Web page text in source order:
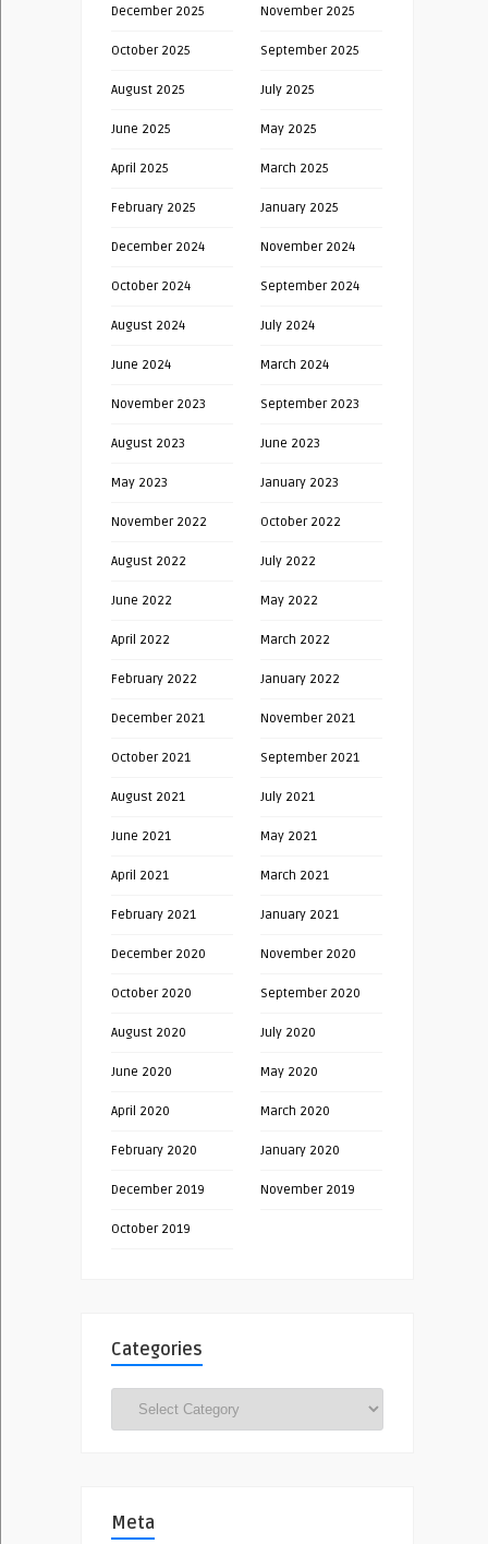
December 2025 November 2025
October 2025 September 2025
August 2025 July 2025
June 2025 May 2025
April 2025 March 2025
February 2025 January 2025
December 2024 November 2024
October 2024 September 2024
August 2024 July 2024
June 2024 March 2024
November 2023 September 2023
August 2023 June 2023
May 2023 January 2023
November 2022 October 2022
August 2022 July 2022
June 2022 May 2022
April 2022 March 2022
February 2022 January 2022
December 2021 November 2021
October 2021 September 2021
August 2021 July 2021
June 2021 May 2021
April 2021 March 2021
February 2021 January 2021
December 2020 November 2020
October 2020 September 2020
August 2020 July 2020
June 2020 May 2020
April 2020 March 2020
February 2020 January 2020
December 2019 November 2019
October 2019
Categories
Meta